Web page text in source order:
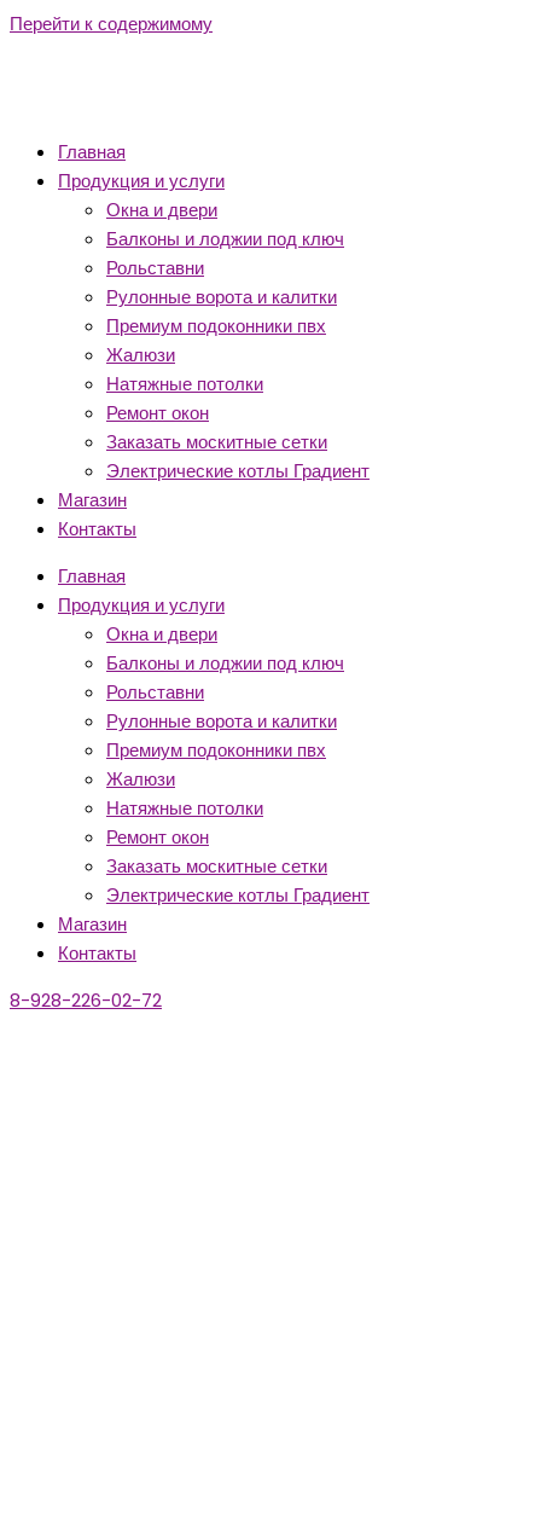
Перейти к содержимому
Главная
Продукция и услуги
Окна и двери
Балконы и лоджии под ключ
Рольставни
Рулонные ворота и калитки
Премиум подоконники пвх
Жалюзи
Натяжные потолки
Ремонт окон
Заказать москитные сетки
Электрические котлы Градиент
Магазин
Контакты
Главная
Продукция и услуги
Окна и двери
Балконы и лоджии под ключ
Рольставни
Рулонные ворота и калитки
Премиум подоконники пвх
Жалюзи
Натяжные потолки
Ремонт окон
Заказать москитные сетки
Электрические котлы Градиент
Магазин
Контакты
8-928-226-02-72